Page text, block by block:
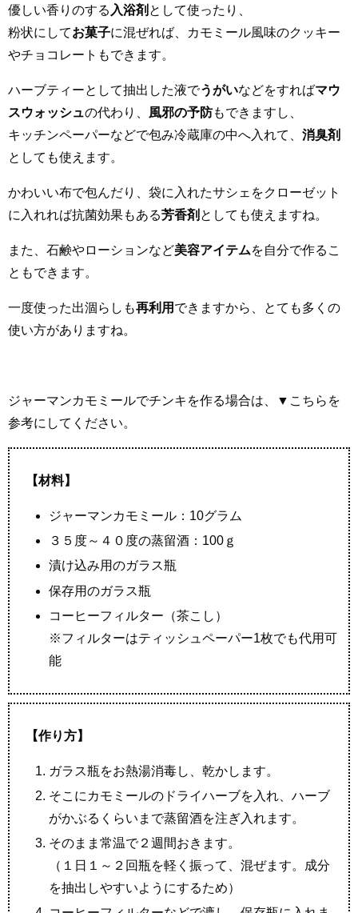
優しい香りのする 入浴剤 として使ったり、
粉状にしてお菓子に混ぜれば、カモミール風味のクッキー
やチョコレートもできます。
ハーブティーとして抽出した液でうがいなどをすればマウ
スウォッシュの代わり、 風邪の予防もできますし、
キッチンペーパーなどで包み冷蔵庫の中へ入れて、 消臭剤
としても使えます。
かわいい布で包んだり、袋に入れたサシェをクローゼット
に入れれば抗菌効果もある芳香剤 としても使えますね。
また、石鹸やローションなど美容アイテムを自分で作るこ
ともできます。
一度使った出涸らしも再利用 できますから、とても多くの
使い方がありますね。
ジャーマンカモミールでチンキを作る場合は、▼こちらを
参考にしてください。
【材料】
ジャーマンカモミール：10グラム
３５度～４０度の蒸留酒：100ｇ
漬け込み用のガラス瓶
保存用のガラス瓶
コーヒーフィルター（茶こし）
※フィルターはティッシュペーパー1枚でも代用可
能
【作り方】
ガラス瓶をお熱湯消毒し、乾かします。
そこにカモミールのドライハーブを入れ、ハーブ
がかぶるくらいまで蒸留酒を注ぎ入れます。
そのまま常温で２週間おきます。
（１日１～２回瓶を軽く振って、混ぜます。成分
を抽出しやすいようにするため）